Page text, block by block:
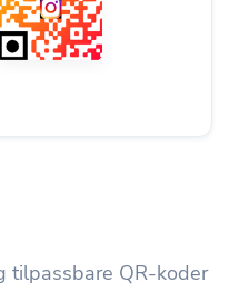
tilpassbare QR-koder